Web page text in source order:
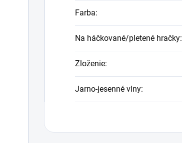
Farba:
Na háčkované/pletené hračky:
Zloženie:
Jarno-jesenné vlny: